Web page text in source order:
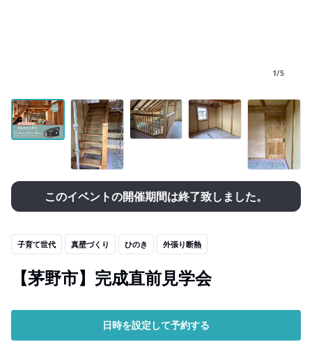
1/5
このイベントの開催期間は終了致しました。
子育て世代 真壁づくり ひのき 外張り断熱
【茅野市】完成直前見学会
日時を設定して予約する